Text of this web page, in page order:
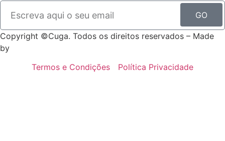
GO
Copyright ©Cuga. Todos os direitos reservados – Made
by
Termos e Condições
Política Privacidade